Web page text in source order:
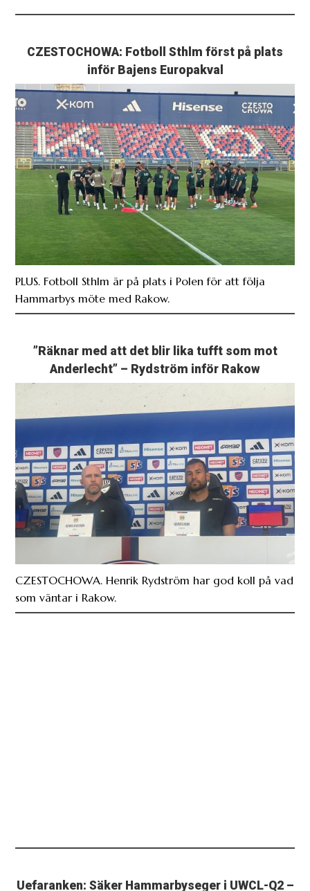
CZESTOCHOWA: Fotboll Sthlm först på plats
inför Bajens Europakval
PLUS. Fotboll Sthlm är på plats i Polen för att följa
Hammarbys möte med Rakow.
”Räknar med att det blir lika tufft som mot
Anderlecht” – Rydström inför Rakow
CZESTOCHOWA. Henrik Rydström har god koll på vad
som väntar i Rakow.
Uefaranken: Säker Hammarbyseger i UWCL-Q2 –